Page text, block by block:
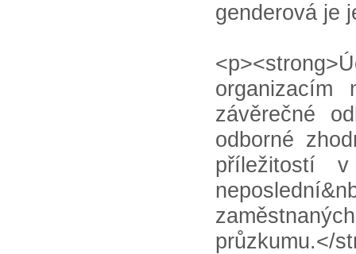
genderová je
organizacím
závěrečné
odborné
příležitostí
průzkumu.</